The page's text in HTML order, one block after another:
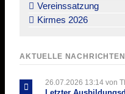
Vereinssatzung
Kirmes 2026
AKTUELLE NACHRICHTEN
26.07.2026 13:14von
Letzter